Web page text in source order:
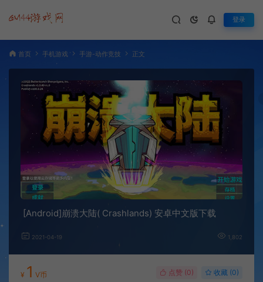
登录
首页 手机游戏 手游-动作竞技 正文
[Android]崩溃大陆( Crashlands) 安卓中文版下载
2021-04-19 1,802
¥ 1 V币 点赞 (0) 收藏 (0)